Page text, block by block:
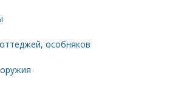
особняков